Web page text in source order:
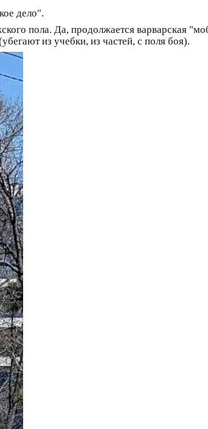
дело".
пола. Да, продолжается варварская
из учебки, из частей, с поля боя).